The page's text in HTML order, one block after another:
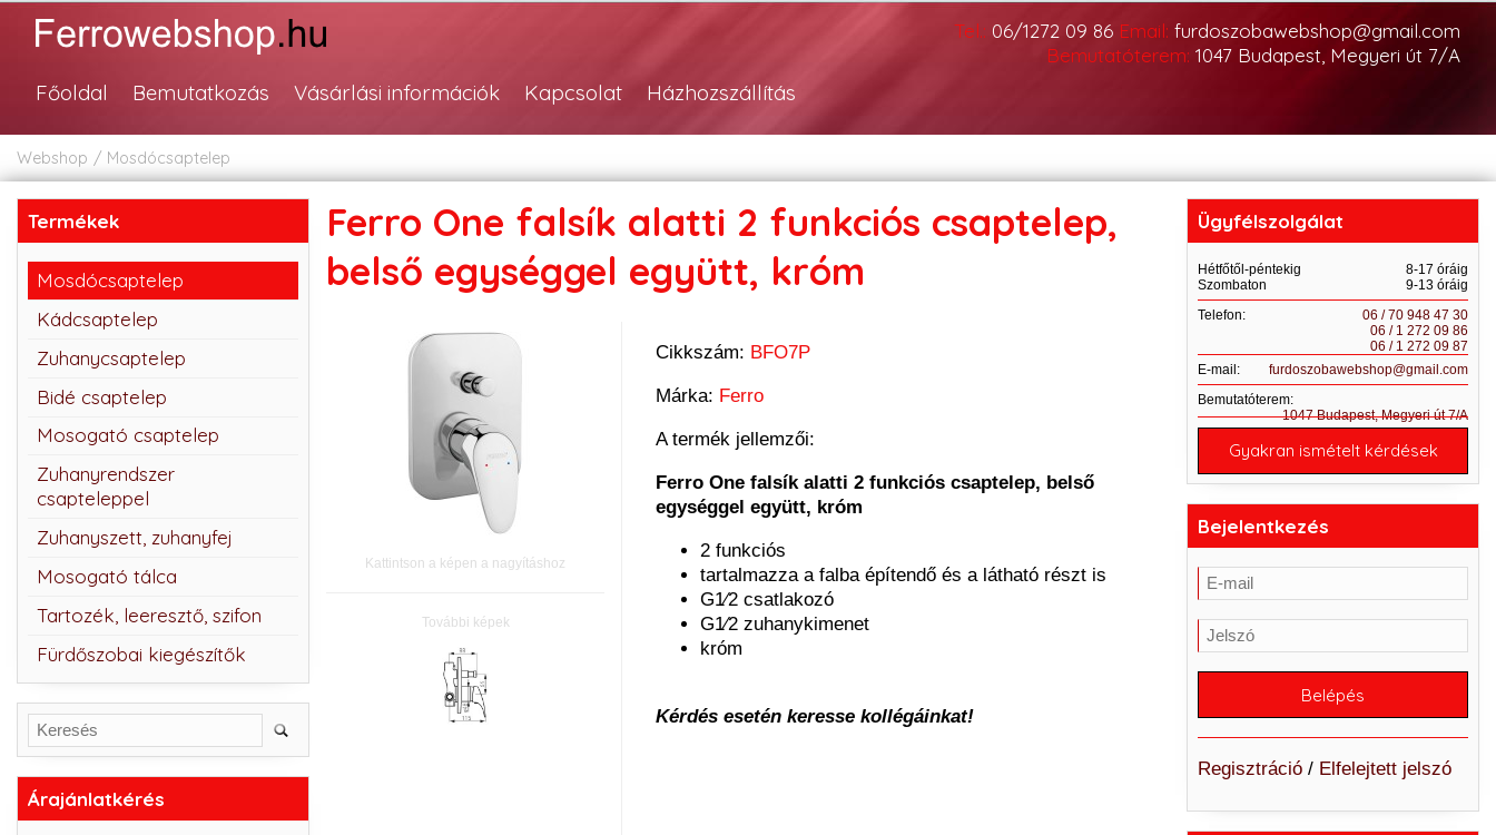
Tel.: 06/1272 09 86 Email: furdoszobawebshop@gmail.com
Bemutatóterem: 1047 Budapest, Megyeri út 7/A
Főoldal Bemutatkozás Vásárlási információk Kapcsolat Házhozszállítás
Webshop Mosdócsaptelep
Ferro One falsík alatti 2 funkciós csaptelep,
belső egységgel együtt, króm
Kattintson a képen a nagyításhoz
További képek
Cikkszám: BFO7P
Márka: Ferro
A termék jellemzői:
Ferro One falsík alatti 2 funkciós csaptelep, belső
egységgel együtt, króm
2 funkciós
tartalmazza a falba építendő és a látható részt is
G1⁄2 csatlakozó
G1⁄2 zuhanykimenet
króm
Kérdés esetén keresse kollégáinkat!
Termékek
Mosdócsaptelep
Kádcsaptelep
Zuhanycsaptelep
Bidé csaptelep
Mosogató csaptelep
Zuhanyrendszer
csapteleppel
Zuhanyszett, zuhanyfej
Mosogató tálca
Tartozék, leeresztő, szifon
Fürdőszobai kiegészítők
Árajánlatkérés
Ügyfélszolgálat
Hétfőtől-péntekig
8-17 óráig
Szombaton
9-13 óráig
Telefon:
06 / 70 948 47 30
06 / 1 272 09 86
06 / 1 272 09 87
E-mail:
furdoszobawebshop@gmail.com
Bemutatóterem:
1047 Budapest, Megyeri út 7/A
Gyakran ismételt kérdések
Bejelentkezés
Regisztráció/ Elfelejtett jelszó